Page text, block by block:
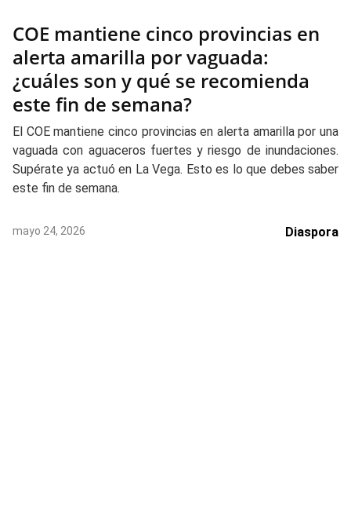
COE mantiene cinco provincias en
alerta amarilla por vaguada:
¿cuáles son y qué se recomienda
este fin de semana?
El COE mantiene cinco provincias en alerta amarilla por una
vaguada con aguaceros fuertes y riesgo de inundaciones.
Supérate ya actuó en La Vega. Esto es lo que debes saber
este fin de semana.
mayo 24, 2026 Diaspora